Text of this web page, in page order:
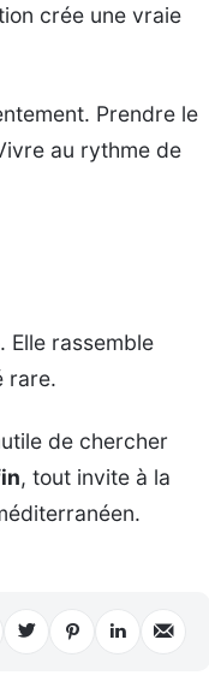
crée une vraie
Prendre le
au rythme de
Elle rassemble
rare.
de chercher
, tout invite à la